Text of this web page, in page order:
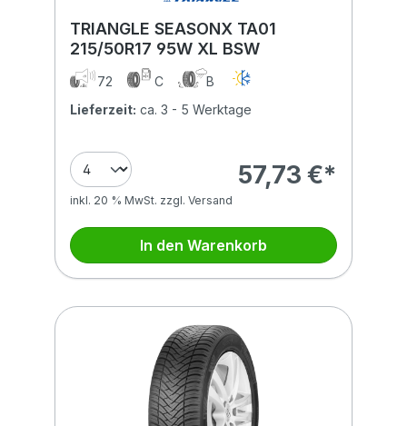
TRIANGLE SEASONX TA01
215/50R17 95W XL BSW
72 C
B
Lieferzeit: ca. 3 - 5 Werktage
57,73 €*
inkl. 20 % MwSt. zzgl. Versand
In den Warenkorb